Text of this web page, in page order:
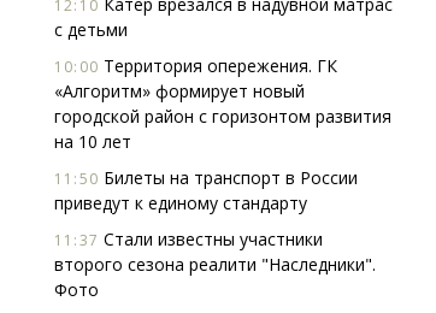
12:10
с детьми
10:00 Территория опережения. ГК
«Алгоритм» формирует новый
городской район с горизонтом развития
на 10 лет
11:50 Билеты на транспорт в России
приведут к единому стандарту
11:37 Стали известны участники
второго сезона реалити "Наследники".
Фото